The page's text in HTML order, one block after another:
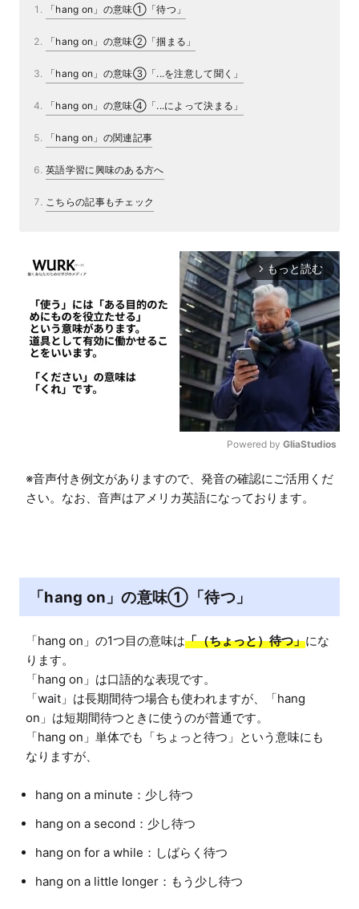
「hang on」の意味①「待つ」
「hang on」の意味②「掴まる」
「hang on」の意味③「...を注意して聞く」
「hang on」の意味④「...によって決まる」
「hang on」の関連記事
英語学習に興味のある方へ
こちらの記事もチェック
arrow_forward_ios もっと読む
M
u
Powered by GliaStudios
※音声付き例文がありますので、発音の確認にご活用くだ
さい。なお、音声はアメリカ英語になっております。
「hang on」の意味①「待つ」
「hang on」の1つ目の意味は「（ちょっと）待つ」にな
ります。
「hang on」は口語的な表現です。
「wait」は長期間待つ場合も使われますが、「hang
on」は短期間待つときに使うのが普通です。
「hang on」単体でも「ちょっと待つ」という意味にも
hang on a minute：少し待つ
hang on a second：少し待つ
hang on for a while：しばらく待つ
hang on a little longer：もう少し待つ